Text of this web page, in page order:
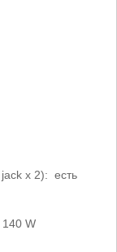
x 2): есть
W